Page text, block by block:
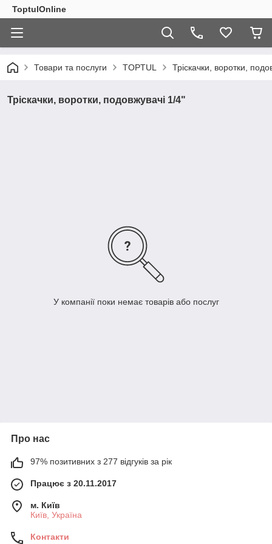
ToptulOnline
Товари та послуги TOPTUL Тріскачки, воротки,
Тріскачки, воротки, подовжувачі 1/4"
У компанії поки немає товарів або послуг
Про нас
97% позитивних з 277 відгуків за рік
Працює з 20.11.2017
м. Київ
Київ, Україна
Контакти